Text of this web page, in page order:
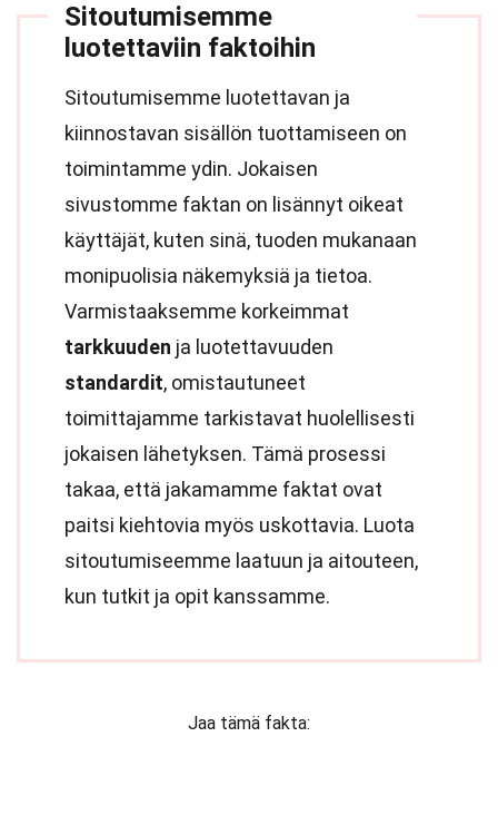
Sitoutumisemme
luotettaviin faktoihin
Sitoutumisemme luotettavan ja
kiinnostavan sisällön tuottamiseen on
toimintamme ydin. Jokaisen
sivustomme faktan on lisännyt oikeat
käyttäjät, kuten sinä, tuoden mukanaan
monipuolisia näkemyksiä ja tietoa.
Varmistaaksemme korkeimmat
tarkkuuden ja luotettavuuden
standardit, omistautuneet
toimittajamme tarkistavat huolellisesti
jokaisen lähetyksen. Tämä prosessi
takaa, että jakamamme faktat ovat
paitsi kiehtovia myös uskottavia. Luota
sitoutumiseemme laatuun ja aitouteen,
kun tutkit ja opit kanssamme.
Jaa tämä fakta: